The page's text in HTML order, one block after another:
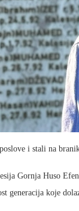
i stali na
Gornja Huso
generacija koje